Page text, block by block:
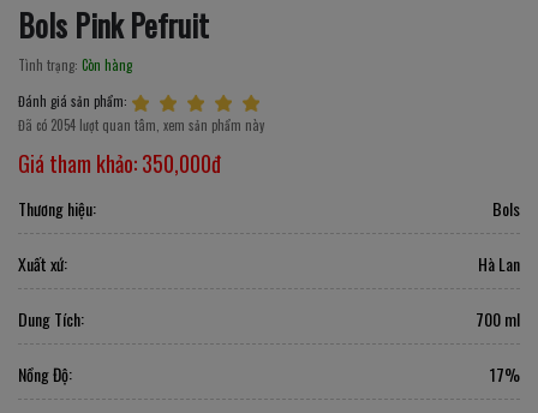
Bols Pink Pefruit
Tình trạng: Còn hàng
Đánh giá sản phẩm:
Đã có 2054 lượt quan tâm, xem sản phẩm này
Giá tham khảo:350,000đ
Thương hiệu: Bols
Xuất xứ: Hà Lan
Dung Tích: 700 ml
Nồng Độ: 17%